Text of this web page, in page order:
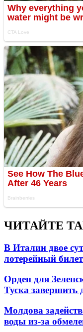
ЧИТАЙТЕ
В Италии двое
лотерейный
Орден для
Туска завершить
Молдова
воды из-за